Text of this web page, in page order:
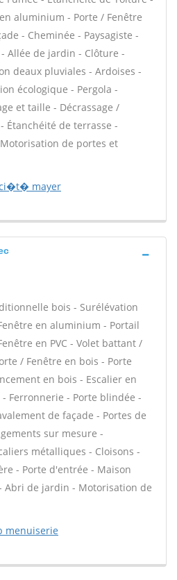
aluminium - Porte / Fenêtre
- Cheminée - Paysagiste -
Allée de jardin - Clôture -
deaux pluviales - Ardoises -
écologique - Pergola -
et taille - Décrassage /
Étanchéité de terrasse -
de portes et
mayer
bois - Surélévation
en aluminium - Portail
en PVC - Volet battant /
/ Fenêtre en bois - Porte
en bois - Escalier en
Ferronnerie - Porte blindée -
de façade - Portes de
sur mesure -
métalliques - Cloisons -
- Porte d'entrée - Maison
Abri de jardin - Motorisation de
menuiserie